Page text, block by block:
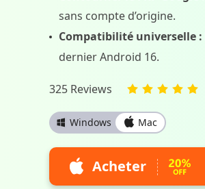
sans compte d’origine.
Compatibilité universelle :
dernier Android 16.
325 Reviews
Windows Mac
Acheter